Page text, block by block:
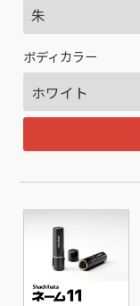
ボディカラー